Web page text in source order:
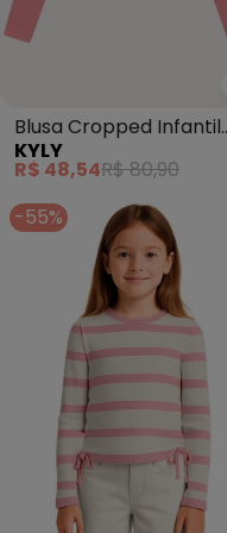
Blusa Cropped Infantil
Menina Estampa (Rosa)
KYLY
R$ 48,54R$ 80,90
-55%